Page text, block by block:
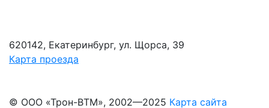
620142, Екатеринбург, ул. Щорса, 39
Карта проезда
© ООО «Трон-ВТМ», 2002—2025 Карта сайта